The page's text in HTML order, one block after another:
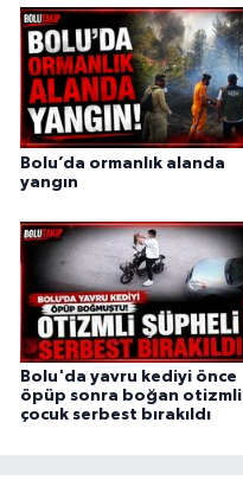
Bolu’da ormanlık alanda
yangın
Bolu'da yavru kediyi önce
öpüp sonra boğan otizmli
çocuk serbest bırakıldı